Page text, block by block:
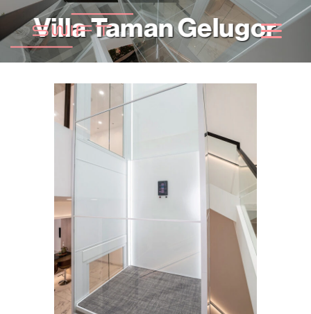
内
Villa Taman Gelugor